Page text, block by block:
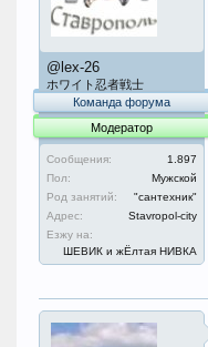
@lex-26
ホワイト忍者戦士
Команда форума
Модератор
Сообщения:
1.897
Пол:
Мужской
Род занятий:
"сантехник"
Адрес:
Stavropol-city
Езжу на:
ШЕВИК и жЁлтая НИВКА